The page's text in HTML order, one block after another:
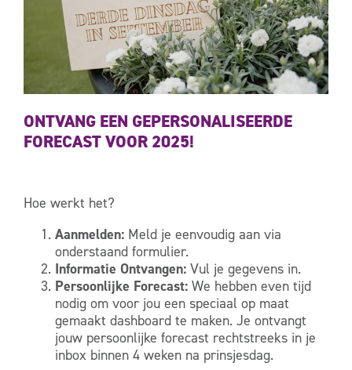
ONTVANG EEN GEPERSONALISEERDE
FORECAST VOOR 2025!
Hoe werkt het?
Aanmelden: Meld je eenvoudig aan via
onderstaand formulier.
Informatie Ontvangen: Vul je gegevens in.
Persoonlijke Forecast: We hebben even tijd
nodig om voor jou een speciaal op maat
gemaakt dashboard te maken. Je ontvangt
jouw persoonlijke forecast rechtstreeks in je
inbox binnen 4 weken na prinsjesdag.